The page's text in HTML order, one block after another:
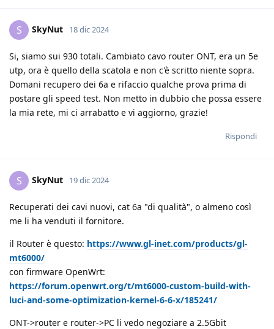
S SkyNut 18 dic 2024
Si, siamo sui 930 totali. Cambiato cavo router ONT, era un 5e
utp, ora è quello della scatola e non c'è scritto niente sopra.
Domani recupero dei 6a e rifaccio qualche prova prima di
postare gli speed test. Non metto in dubbio che possa essere
la mia rete, mi ci arrabatto e vi aggiorno, grazie!
Rispondi
S SkyNut 19 dic 2024
Recuperati dei cavi nuovi, cat 6a "di qualità", o almeno così
me li ha venduti il fornitore.
il Router è questo: https://www.gl-inet.com/products/gl-
mt6000/
con firmware OpenWrt:
https://forum.openwrt.org/t/mt6000-custom-build-with-
luci-and-some-optimization-kernel-6-6-x/185241/
ONT->router e router->PC li vedo negoziare a 2.5Gbit